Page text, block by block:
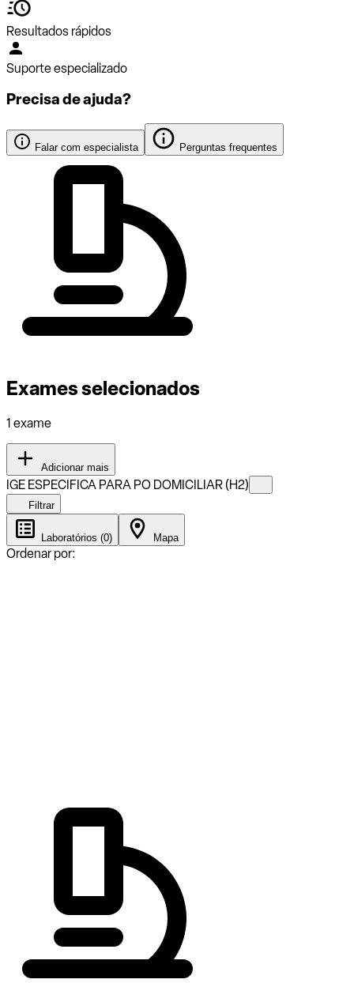
Resultados rápidos
Suporte especializado
Precisa de ajuda?
Falar com especialista Perguntas frequentes
Exames selecionados
1 exame
Adicionar mais
IGE ESPECIFICA PARA PO DOMICILIAR (H2)
Filtrar
Laboratórios (0) Mapa
Ordenar por: